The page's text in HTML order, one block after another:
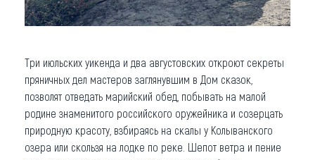
Три июльских уикенда и два августовских откроют секреты
пряничных дел мастеров заглянувшим в Дом сказок,
позволят отведать марийский обед, побывать на малой
родине знаменитого российского оружейника и созерцать
природную красоту, взбираясь на скалы у Колыванского
озера или скользя на лодке по реке. Шепот ветра и пение